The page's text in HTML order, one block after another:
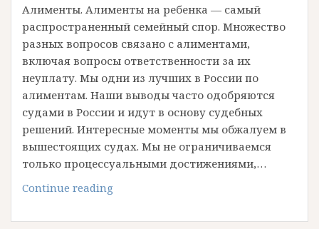
Алименты. Алименты на ребенка — самый
распространенный семейный спор. Множество
разных вопросов связано с алиментами,
включая вопросы ответственности за их
неуплату. Мы одни из лучших в России по
алиментам. Наши выводы часто одобряются
судами в России и идут в основу судебных
решений. Интересные моменты мы обжалуем в
вышестоящих судах. Мы не ограничиваемся
только процессуальными достижениями,…
Continue reading
подходы